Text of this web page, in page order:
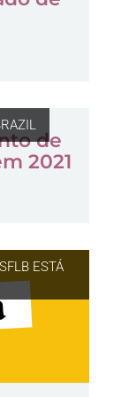
de
2021
ESTÁ